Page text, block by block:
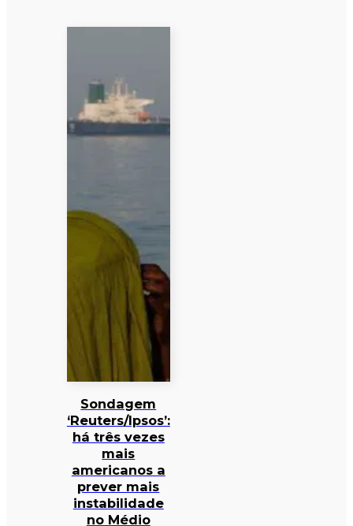
Sondagem
‘Reuters/Ipsos’:
há três vezes
mais
americanos a
prever mais
instabilidade
no Médio